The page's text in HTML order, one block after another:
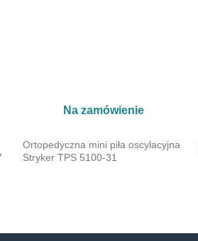
Na zamówienie
Ortopedyczna mini piła oscylacyjna
Stryker TPS 5100-31